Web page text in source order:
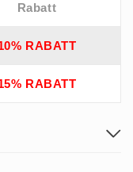
Rabatt
RABATT
RABATT